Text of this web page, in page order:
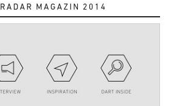
RADAR MAGAZIN 2014